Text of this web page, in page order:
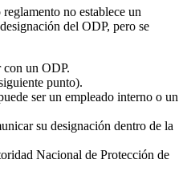
no establece un
del ODP, pero se
con un ODP.
punto).
ser un empleado interno o un
su designación dentro de la
Nacional de Protección de